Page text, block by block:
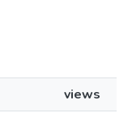
views